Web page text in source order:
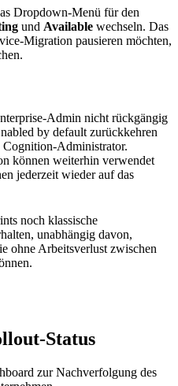
Dropdown-Menü für den
und Available wechseln. Das
Migration pausieren möchten,
Admin nicht rückgängig
by default zurückkehren
Cognition-Administrator.
können weiterhin verwendet
jederzeit wieder auf das
noch klassische
unabhängig davon,
ohne Arbeitsverlust zwischen
Status
zur Nachverfolgung des